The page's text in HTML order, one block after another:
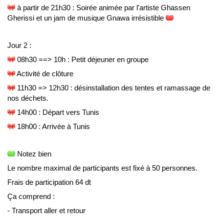
à partir de 21h30 : Soirée animée par l'artiste Ghassen
Gherissi et un jam de musique Gnawa irrésistible
Jour 2 :
08h30 ==> 10h : Petit déjeuner en groupe
Activité de clôture
11h30 => 12h30 : désinstallation des tentes et ramassage de
nos déchets.
14h00 : Départ vers Tunis
18h00 : Arrivée à Tunis
Notez bien
Le nombre maximal de participants est fixé à 50 personnes.
Frais de participation 64 dt
Ça comprend :
- Transport aller et retour